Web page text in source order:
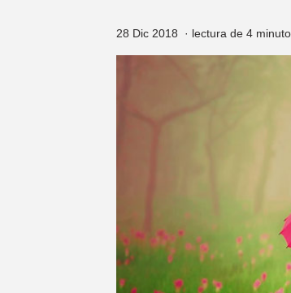
28 Dic 2018 lectura de 4